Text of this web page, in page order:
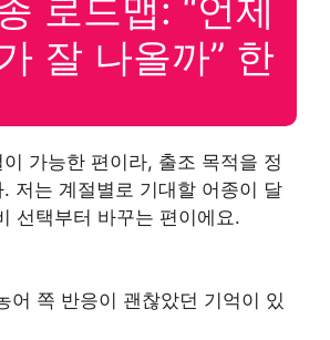
로드맵: “언제
잘 나올까” 한
가능한 편이라, 출조 목적을 정
저는 계절별로 기대할 어종이 달
선택부터 바꾸는 편이에요.
어 쪽 반응이 괜찮았던 기억이 있